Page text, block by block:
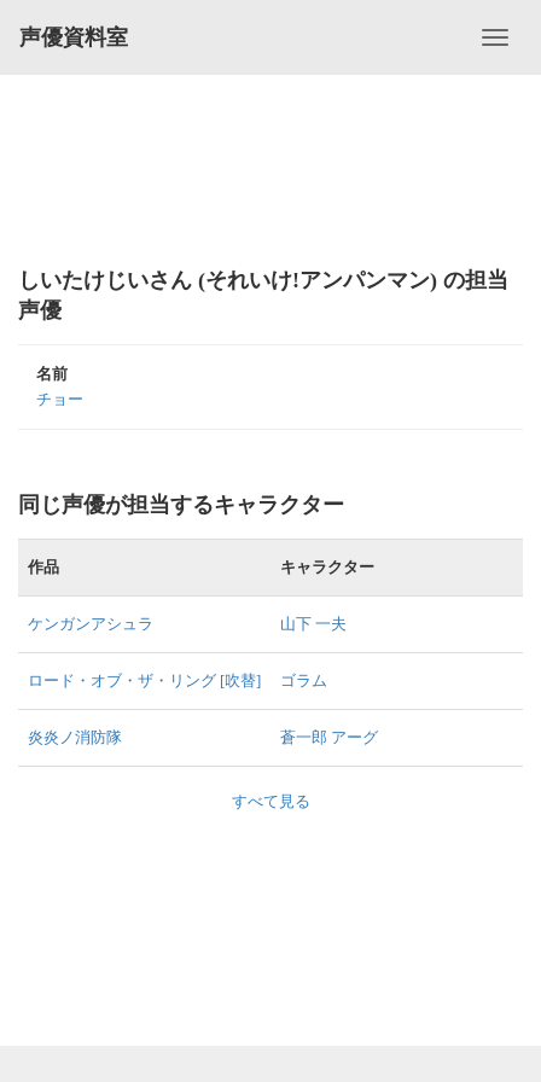
声優資料室
しいたけじいさん (それいけ!アンパンマン) の担当
声優
名前
チョー
同じ声優が担当するキャラクター
作品 キャラクター
ケンガンアシュラ 山下 一夫
ロード・オブ・ザ・リング [吹替] ゴラム
炎炎ノ消防隊 蒼一郎 アーグ
すべて見る